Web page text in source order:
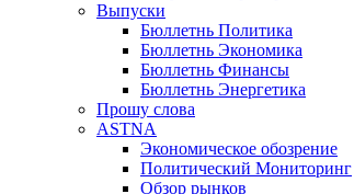
Выпуски
Бюллетнь Политика
Бюллетнь Экономика
Бюллетнь Финансы
Бюллетнь Энергетика
Прошу слова
ASTNA
Экономическое обозрение
Политический Мониторинг
Обзор рынков